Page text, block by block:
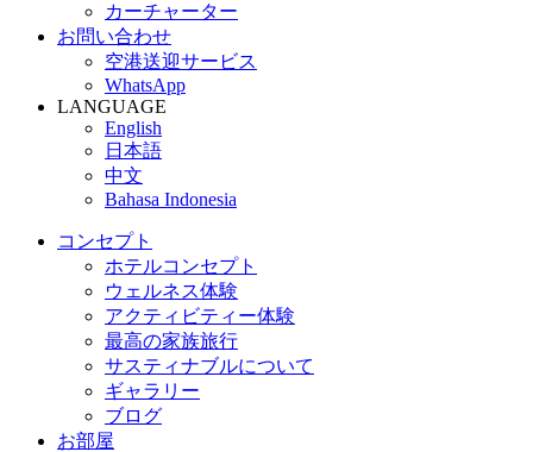
カーチャーター
お問い合わせ
空港送迎サービス
WhatsApp
LANGUAGE
English
日本語
中文
Bahasa Indonesia
コンセプト
ホテルコンセプト
ウェルネス体験
アクティビティー体験
最高の家族旅行
サスティナブルについて
ギャラリー
ブログ
お部屋